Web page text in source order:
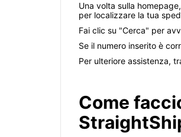
Una volta sulla
per localizzare la tua
Fai clic su "Cerca" per
Se il numero inserito è
Per ulteriore assistenza,
Come